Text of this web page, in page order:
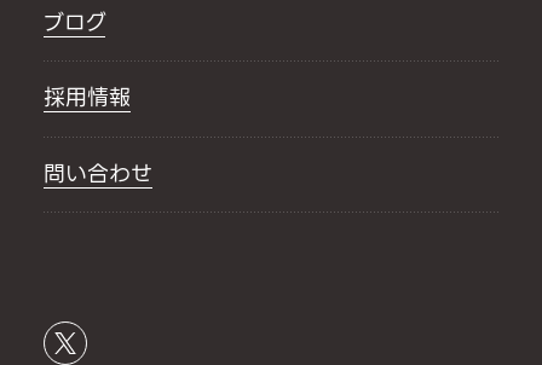
ブログ
採用情報
問い合わせ